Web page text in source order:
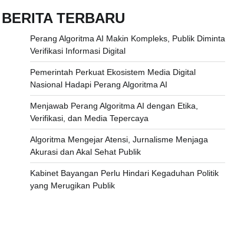
BERITA TERBARU
Perang Algoritma AI Makin Kompleks, Publik Diminta
Verifikasi Informasi Digital
Pemerintah Perkuat Ekosistem Media Digital
Nasional Hadapi Perang Algoritma AI
Menjawab Perang Algoritma AI dengan Etika,
Verifikasi, dan Media Tepercaya
Algoritma Mengejar Atensi, Jurnalisme Menjaga
Akurasi dan Akal Sehat Publik
Kabinet Bayangan Perlu Hindari Kegaduhan Politik
yang Merugikan Publik